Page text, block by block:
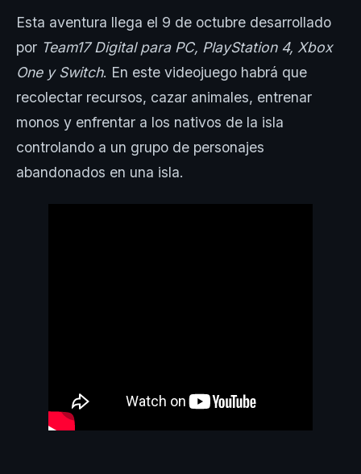
Esta aventura llega el 9 de octubre desarrollado
por Team17 Digital para PC, PlayStation 4, Xbox
OneySwitch. En este videojuego habrá que
recolectar recursos, cazar animales, entrenar
monos y enfrentar a los nativos de la isla
controlando a un grupo de personajes
abandonados en una isla.